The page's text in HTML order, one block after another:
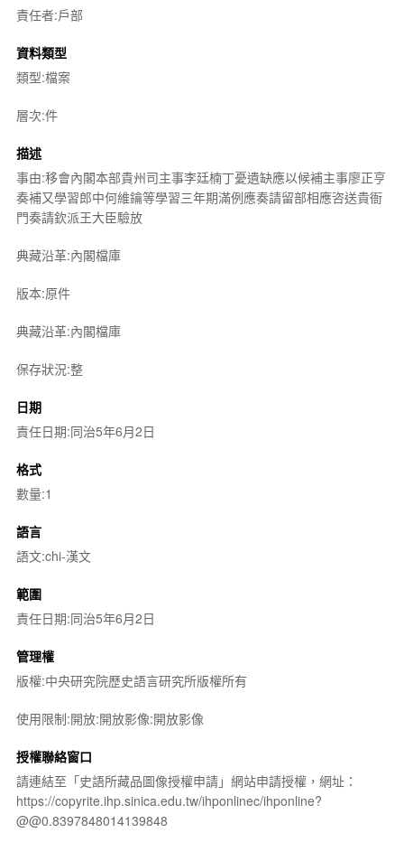
責任者:戶部
資料類型
類型:檔案
層次:件
描述
事由:移會內閣本部貴州司主事李廷楠丁憂遺缺應以候補主事廖正亨
奏補又學習郎中何維鑰等學習三年期滿例應奏請留部相應咨送貴衙
門奏請欽派王大臣驗放
典藏沿革:內閣檔庫
版本:原件
典藏沿革:內閣檔庫
保存狀況:整
日期
責任日期:同治5年6月2日
格式
數量:1
語言
語文:chi-漢文
範圍
責任日期:同治5年6月2日
管理權
版權:中央研究院歷史語言研究所版權所有
使用限制:開放:開放影像:開放影像
授權聯絡窗口
請連結至「史語所藏品圖像授權申請」網站申請授權，網址：
https://copyrite.ihp.sinica.edu.tw/ihponlinec/ihponline?
@@0.8397848014139848